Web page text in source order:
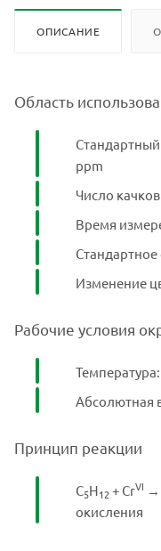
ОПИСАНИЕ
Область
ppm
Число
Время
Стандартное
Изменение
Рабочие условия
Абсолютная
Принцип реакции
C5H12 + CrVI →
окисления